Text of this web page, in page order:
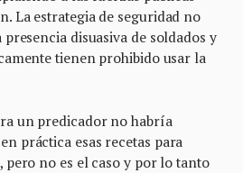
La estrategia de seguridad no
disuasiva de soldados y
tienen prohibido usar la
un predicador no habría
práctica esas recetas para
no es el caso y por lo tanto